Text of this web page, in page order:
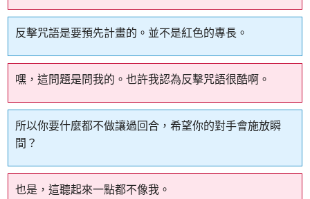
反擊咒語是要預先計畫的。並不是紅色的專長。
嘿，這問題是問我的。也許我認為反擊咒語很酷啊。
所以你要什麼都不做讓過回合，希望你的對手會施放瞬
間？
也是，這聽起來一點都不像我。